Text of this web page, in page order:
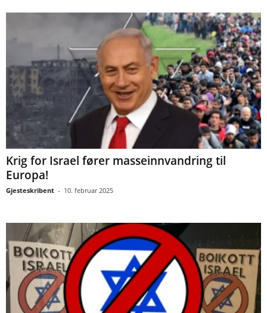
Krig for Israel fører masseinnvandring til
Europa!
Gjesteskribent - 10. februar 2025